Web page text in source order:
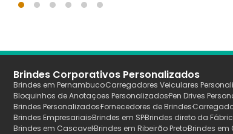
Brindes Corporativos Personalizados
Brindes em PernambucoCarregadores Veiculares
Bloquinhos de Anotaçoes PersonalizadosPen Drives
Brindes PersonalizadosFornecedores de Brindes
Brindes EmpresariaisBrindes em SPBrindes direto da
Brindes em CascavelBrindes em Ribeirão PretoBrindes